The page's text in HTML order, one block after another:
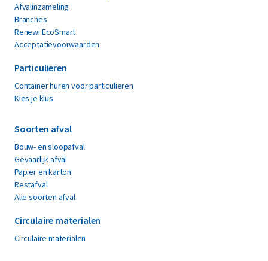
Afvalinzameling
Branches
Renewi EcoSmart
Acceptatievoorwaarden
Particulieren
Container huren voor particulieren
Kies je klus
Soorten afval
Bouw- en sloopafval
Gevaarlijk afval
Papier en karton
Restafval
Alle soorten afval
Circulaire materialen
Circulaire materialen